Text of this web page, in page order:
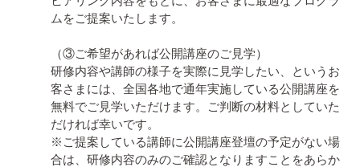
ムをご提案いたします。
（③ご希望があれば公開講座のご見学）
研修内容や講師の様子を実際に見学したい、というお
客さまには、全国各地で通年実施している公開講座を
無料でご見学いただけます。ご判断の材料としていた
だければ幸いです。
※ご提案している講師に公開講座登壇の予定がない場
合は、研修内容のみのご確認となりますことをあらか